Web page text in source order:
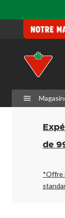
de
*Offre